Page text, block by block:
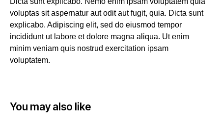
voluptas sit aspernatur aut odit aut fugit, quia. Dicta sunt
explicabo. Adipiscing elit, sed do eiusmod tempor
incididunt ut labore et dolore magna aliqua. Ut enim
minim veniam quis nostrud exercitation ipsam
voluptatem.
You may also like